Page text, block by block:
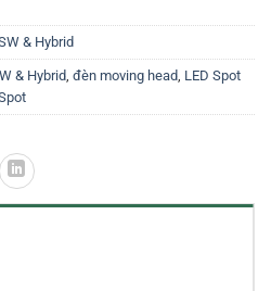
& Hybrid
& Hybrid đèn moving head LED Spot